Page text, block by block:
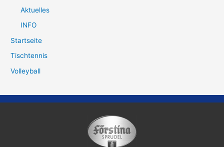
Aktuelles
INFO
Startseite
Tischtennis
Volleyball